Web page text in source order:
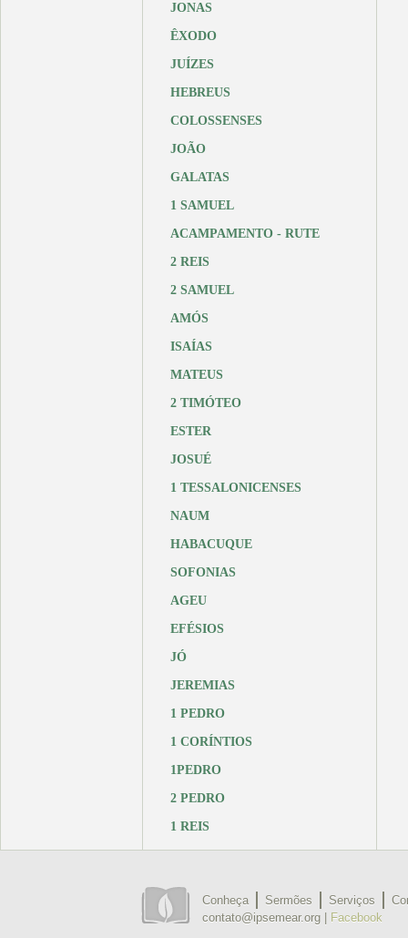
JONAS
ÊXODO
JUÍZES
HEBREUS
COLOSSENSES
JOÃO
GALATAS
1 SAMUEL
ACAMPAMENTO - RUTE
2 REIS
2 SAMUEL
AMÓS
ISAÍAS
MATEUS
2 TIMÓTEO
ESTER
JOSUÉ
1 TESSALONICENSES
NAUM
HABACUQUE
SOFONIAS
AGEU
EFÉSIOS
JÓ
JEREMIAS
1 PEDRO
1 CORÍNTIOS
1PEDRO
2 PEDRO
1 REIS
Conheça Sermões Serviços
contato@ipsemear.org |
Facebook